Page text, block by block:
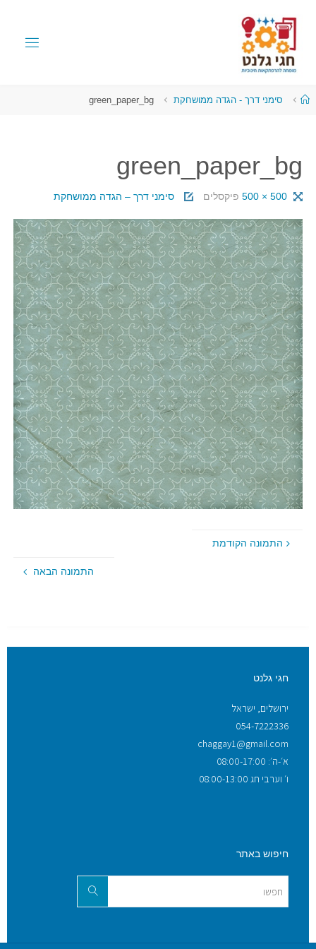
סימני דרך - הגדה ממושחקת green_paper_bg
green_paper_bg
500 × 500 פיקסלים סימני דרך – הגדה ממושחקת
התמונה הקודמת
התמונה הבאה
חגי גלנט
ירושלים, ישראל
054-7222336
chaggay1@gmail.com
א׳-ה׳: 08:00-17:00
ו׳ וערבי חג 08:00-13:00
חיפוש באתר